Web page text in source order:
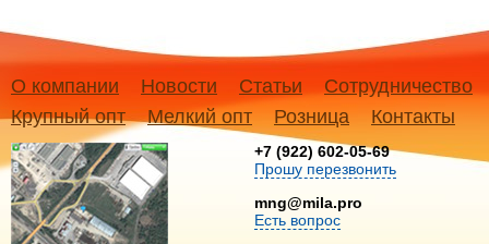
О компании Новости Статьи
Сотрудничество
Крупный опт
Мелкий опт Розница Контакты
+7 (922) 602-05-69
Прошу перезвонить
mng@mila.pro
Есть вопрос